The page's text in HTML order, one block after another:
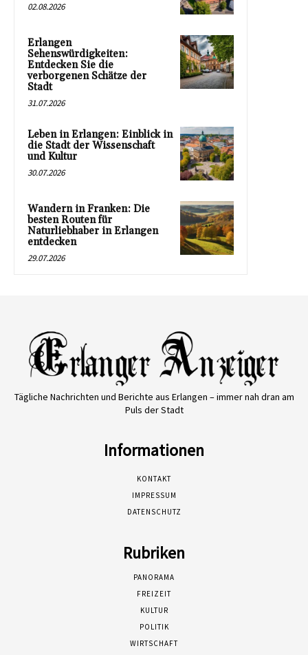
02.08.2026
Erlangen
Sehenswürdigkeiten:
Entdecken Sie die
verborgenen Schätze der
Stadt
31.07.2026
Leben in Erlangen: Einblick in
die Stadt der Wissenschaft
und Kultur
30.07.2026
Wandern in Franken: Die
besten Routen für
Naturliebhaber in Erlangen
entdecken
29.07.2026
Tägliche Nachrichten und Berichte aus Erlangen – immer nah dran am
Puls der Stadt
Informationen
KONTAKT
IMPRESSUM
DATENSCHUTZ
Rubriken
PANORAMA
FREIZEIT
KULTUR
POLITIK
WIRTSCHAFT